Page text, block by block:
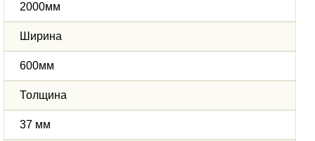
2000мм
Ширина
600мм
Толщина
37 мм